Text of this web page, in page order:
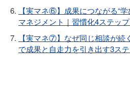
【実マネ⑥】成果につながる“
マネジメント｜習慣化4ステッ
【実マネ⑦】なぜ同じ相談が続
で成果と自走力を引き出す3ス